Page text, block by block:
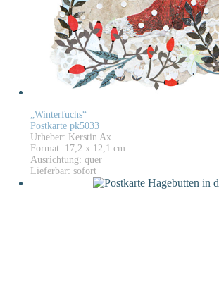
„Winterfuchs“
Postkarte pk5033
Urheber: Kerstin Ax
Format: 17,2 x 12,1 cm
Ausrichtung: quer
Lieferbar: sofort